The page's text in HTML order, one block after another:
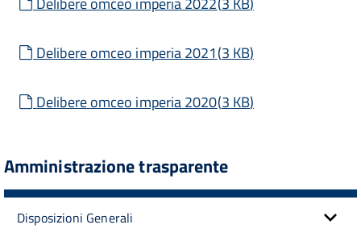
default
Delibere omceo imperia 2021(3 KB)
default
Delibere omceo imperia 2020(3 KB)
Amministrazione trasparente
Disposizioni Generali